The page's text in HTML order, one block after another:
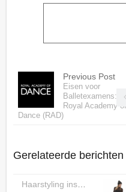
Previous Post
Eisen voor
Balletexamens:
Royal Academy of
Dance (RAD)
Gerelateerde berichten
Haarstyling inspiratie voor Urban Dance